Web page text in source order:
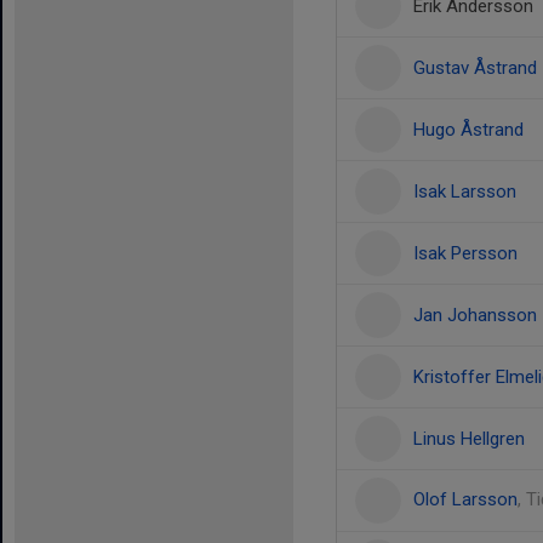
Erik Andersson
Gustav Åstrand
Hugo Åstrand
Isak Larsson
Isak Persson
Jan Johansson
Kristoffer
Linus Hellgren
Olof Larsson,